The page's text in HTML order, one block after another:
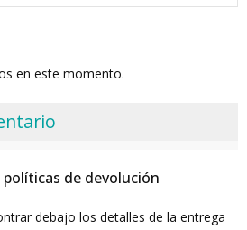
en este momento.
de devolución
debajo los detalles de la entrega